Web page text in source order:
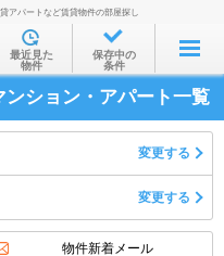
す
駅から
ら
場から
集から
アパートなど賃貸物件の部屋探し
最近見た
物件
保存中の
条件
ション・アパート一覧
変更する
変更する
物件新着メール